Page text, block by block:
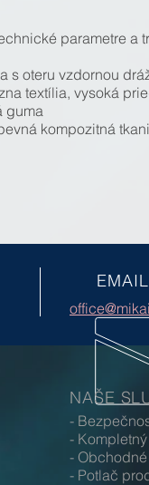
parametre
s oteru vzdornou
textília, vysoká
guma
kompozitná
EMAIL
NAŠE
-
-
-
- Potlač